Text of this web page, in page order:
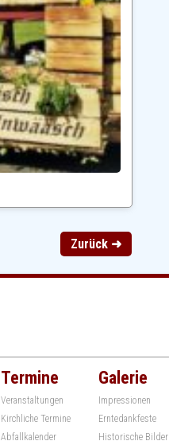
Zurück ➜
Termine
Veranstaltungen
Kirchliche Termine
Abfallkalender
Galerie
Impressionen
Erntedankfeste
Historische Bilder